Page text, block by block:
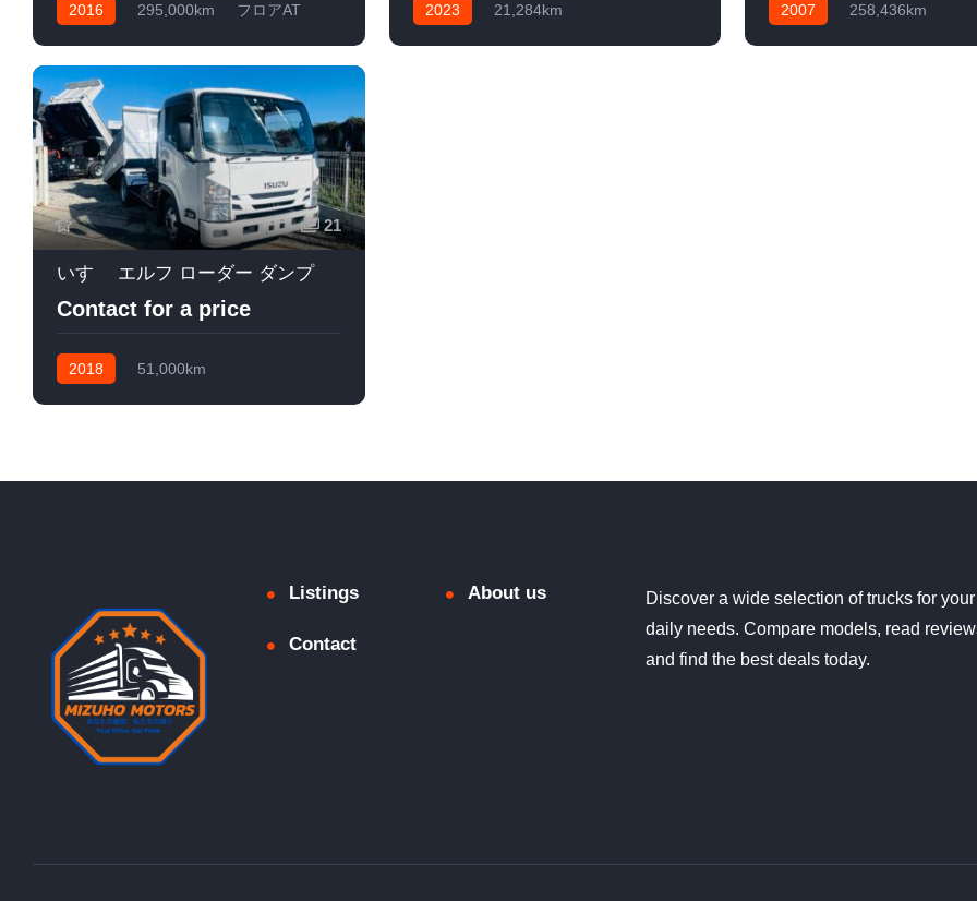
2016 295,000km
フロアAT
2023
21,284km
2007
258,436km
21
いすゞ エルフ ローダー ダンプ
Contact for a price
2018
51,000km
Listings About us
Contact
Discover a wide selection of trucks for your
daily needs. Compare models, read
and find the best deals today.